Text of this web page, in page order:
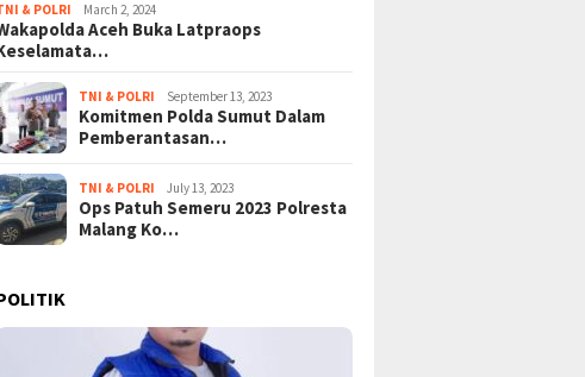
& POLRI March 2, 2024
Aceh Buka Latpraops
TNI & POLRI September 13, 2023
Komitmen Polda Sumut Dalam
Pemberantasan…
TNI & POLRI July 13, 2023
Ops Patuh Semeru 2023 Polresta
Malang Ko…